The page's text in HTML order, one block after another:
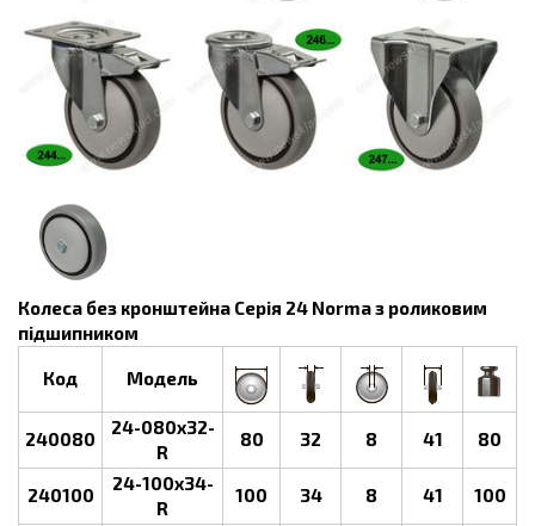
Колеса без кронштейна Серія 24 Norma з роликовим
підшипником
Код Модель
240080
24-080х32-
R
80 32 8 41 80
240100
24-100х34-
R
100 34 8 41 100